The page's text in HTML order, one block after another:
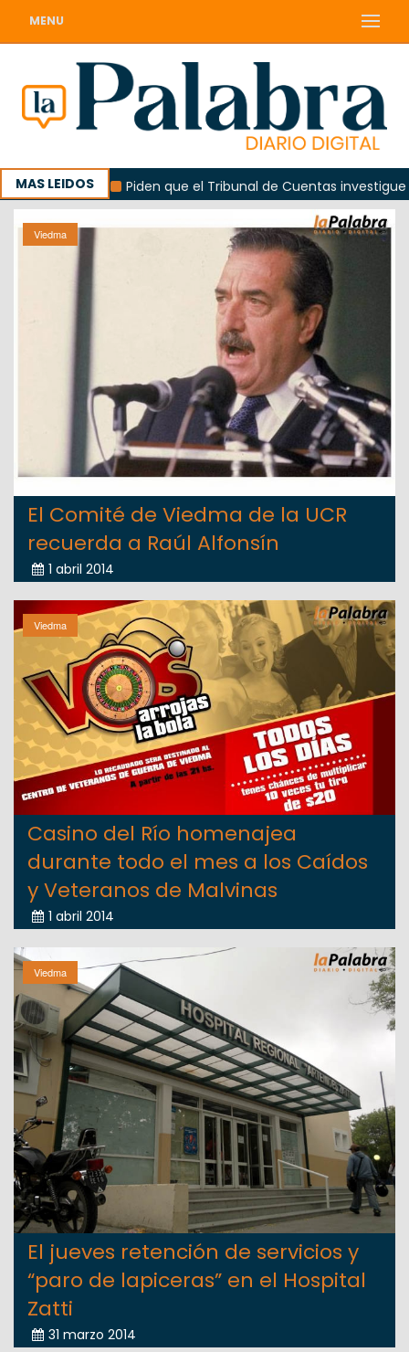
MENU
MAS LEIDOSPiden que el Tribunal de Cuentas investigue
Viedma
El Comité de Viedma de la UCR
recuerda a Raúl Alfonsín
1 abril 2014
Viedma
Casino del Río homenajea
durante todo el mes a los Caídos
y Veteranos de Malvinas
1 abril 2014
Viedma
El jueves retención de servicios y
“paro de lapiceras” en el Hospital
Zatti
31 marzo 2014